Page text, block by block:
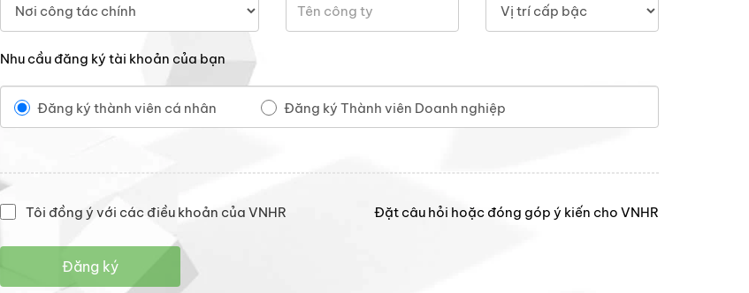
Nhu cầu đăng ký tài khoản của bạn
Đăng ký thành viên cá nhân Đăng ký Thành viên Doanh nghiệp
Tôi đồng ý với các điều khoản của VNHR Đặt câu hỏi hoặc đóng góp ý kiến cho VNHR
Đăng ký